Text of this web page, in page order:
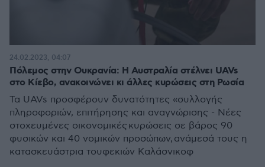
Πόλεμος στην Ουκρανία: Η Αυστραλία στέλνει UAVs
στο Κίεβο, ανακοινώνει κι άλλες κυρώσεις στη Ρωσία
Τα UAVs προσφέρουν δυνατότητες «συλλογής
πληροφοριών, επιτήρησης και αναγνώρισης - Νέες
στοχευμένες οικονομικές κυρώσεις σε βάρος 90
φυσικών και 40 νομικών προσώπων, ανάμεσά τους η
κατασκευάστρια τουφεκιών Καλάσνικοφ
24.02.2023, 04:07